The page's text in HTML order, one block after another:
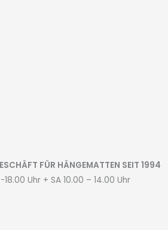
FÜR HÄNGEMATTEN SEIT 1994
18.00 Uhr + SA 10.00 – 14.00 Uhr